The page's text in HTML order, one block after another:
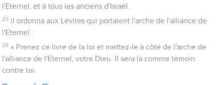
l'Eternel, et à tous les anciens d'Israël.
25 il ordonna aux Lévites qui portaient l'arche de l'alliance de
l'Eternel :
26 « Prenez ce livre de la loi et mettez-le à côté de l'arche de
l'alliance de l'Eternel, votre Dieu. Il sera là comme témoin
contre toi.